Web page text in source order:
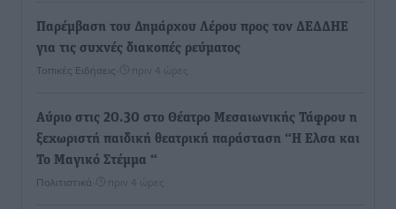
Παρέμβαση του Δημάρχου Λέρου προς τον ΔΕΔΔΗΕ
για τις συχνές διακοπές ρεύματος
Τοπικές Ειδήσεις πριν 4 ώρες
Αύριο στις 20.30 στο Θέατρο Μεσαιωνικής Τάφρου η
ξεχωριστή παιδική θεατρική παράσταση “Η Ελσα και
Το Μαγικό Στέμμα “
Πολιτιστικά πριν 4 ώρες